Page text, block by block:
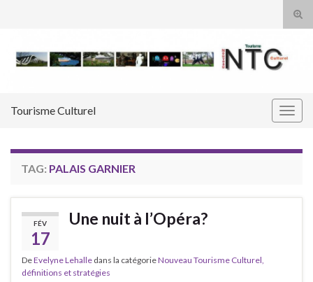
Tourisme Culturel
TAG: PALAIS GARNIER
FÉV
17
Une nuit à l’Opéra?
DeEvelyne Lehalle dans la catégorieNouveau Tourisme Culturel,
définitions et stratégies